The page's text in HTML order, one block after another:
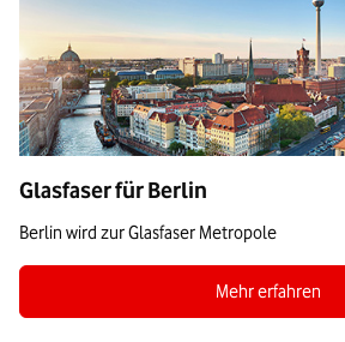
Glasfaser für Berlin
Berlin wird zur Glasfaser Metropole
Zum Blogbeitrag
Mehr erfahren